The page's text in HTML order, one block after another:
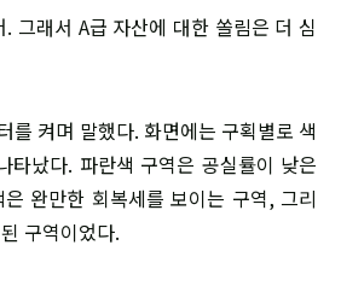
그래서 A급 자산에 대한 쏠림은 더 심
를 켜며 말했다. 화면에는 구획별로 색
타났다. 파란색 구역은 공실률이 낮은
완만한 회복세를 보이는 구역, 그리
구역이었다.